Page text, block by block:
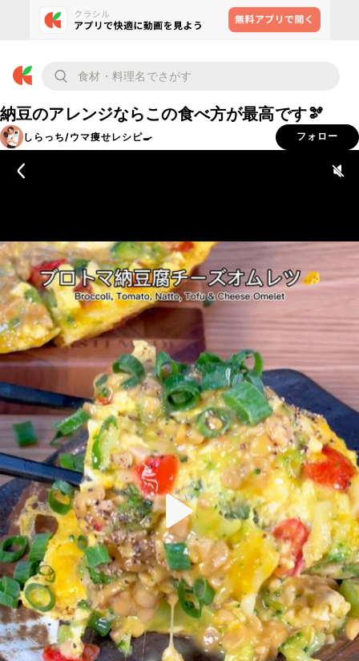
納豆のアレンジならこの食べ方が最高です🫘
しらっち/ウマ痩せレシピ🍳 フォロー